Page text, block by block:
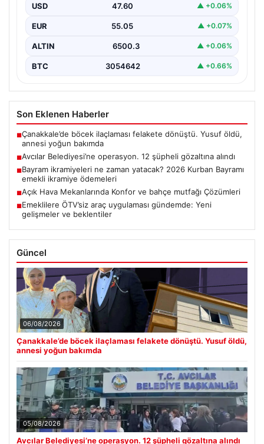
USD 47.60 ▲ +0.06%
EUR 55.05 ▲ +0.07%
ALTIN 6500.3 ▲ +0.06%
BTC 3054642 ▲ +0.66%
Son Eklenen Haberler
■Çanakkale’de böcek ilaçlaması felakete dönüştü. Yusuf öldü,
annesi yoğun bakımda
■Avcılar Belediyesi’ne operasyon. 12 şüpheli gözaltına alındı
■Bayram ikramiyeleri ne zaman yatacak? 2026 Kurban Bayramı
emekli ikramiye ödemeleri
■Açık Hava Mekanlarında Konfor ve bahçe mutfağı Çözümleri
■Emeklilere ÖTV’siz araç uygulaması gündemde: Yeni
gelişmeler ve beklentiler
Güncel
06/08/2026
Çanakkale’de böcek ilaçlaması felakete dönüştü. Yusuf öldü,
annesi yoğun bakımda
05/08/2026
Avcılar Belediyesi’ne operasyon. 12 şüpheli gözaltına alındı